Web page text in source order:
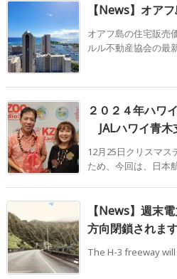
【News】オア
オアフ島の住宅販売
ルル不動産協会の最
２０２４年ハワ
JALハワイ青木
12月25日クリスマス
ため、今回は、日本
【News】週末
方向閉鎖されま
The H-3 freeway